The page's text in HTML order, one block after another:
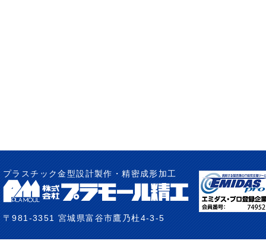
プラスチック金型設計製作・精密成形加工
〒981-3351 宮城県富谷市鷹乃杜4-3-5